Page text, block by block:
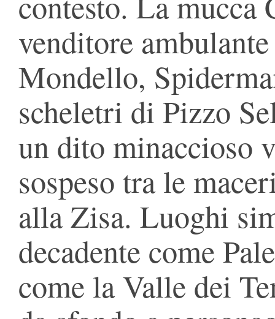
venditore
Mondello,
scheletri di Pizzo
un dito minaccioso
sospeso tra le
alla Zisa. Luoghi
decadente come
come la Valle dei